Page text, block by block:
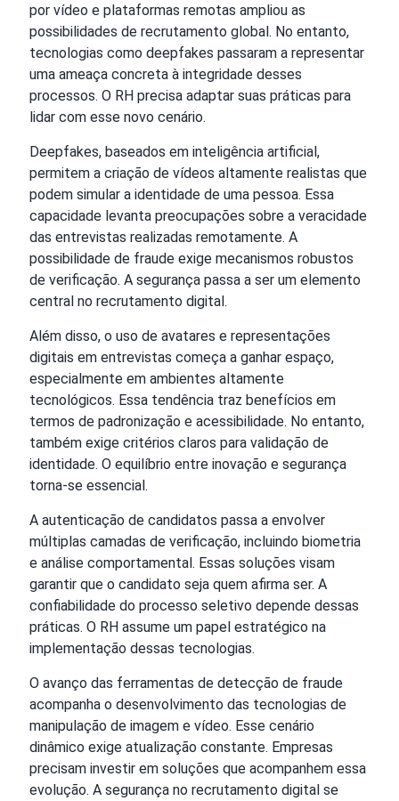
por vídeo e plataformas remotas ampliou as
possibilidades de recrutamento global. No entanto,
tecnologias como deepfakes passaram a representar
uma ameaça concreta à integridade desses
processos. O RH precisa adaptar suas práticas para
lidar com esse novo cenário.
Deepfakes, baseados em inteligência artificial,
permitem a criação de vídeos altamente realistas que
podem simular a identidade de uma pessoa. Essa
capacidade levanta preocupações sobre a veracidade
das entrevistas realizadas remotamente. A
possibilidade de fraude exige mecanismos robustos
de verificação. A segurança passa a ser um elemento
central no recrutamento digital.
Além disso, o uso de avatares e representações
digitais em entrevistas começa a ganhar espaço,
especialmente em ambientes altamente
tecnológicos. Essa tendência traz benefícios em
termos de padronização e acessibilidade. No entanto,
também exige critérios claros para validação de
identidade. O equilíbrio entre inovação e segurança
torna-se essencial.
A autenticação de candidatos passa a envolver
múltiplas camadas de verificação, incluindo biometria
e análise comportamental. Essas soluções visam
garantir que o candidato seja quem afirma ser. A
confiabilidade do processo seletivo depende dessas
práticas. O RH assume um papel estratégico na
implementação dessas tecnologias.
O avanço das ferramentas de detecção de fraude
acompanha o desenvolvimento das tecnologias de
manipulação de imagem e vídeo. Esse cenário
dinâmico exige atualização constante. Empresas
precisam investir em soluções que acompanhem essa
evolução. A segurança no recrutamento digital se